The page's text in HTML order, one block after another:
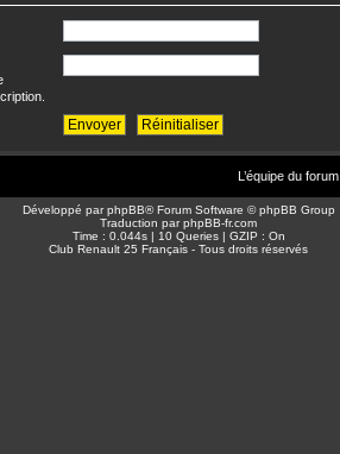
L’équipe du forum
Développé parphpBB® Forum Software © phpBB Group
Traduction parphpBB-fr.com
Time : 0.044s | 10 Queries | GZIP : On
Club Renault 25 Français - Tous droits réservés